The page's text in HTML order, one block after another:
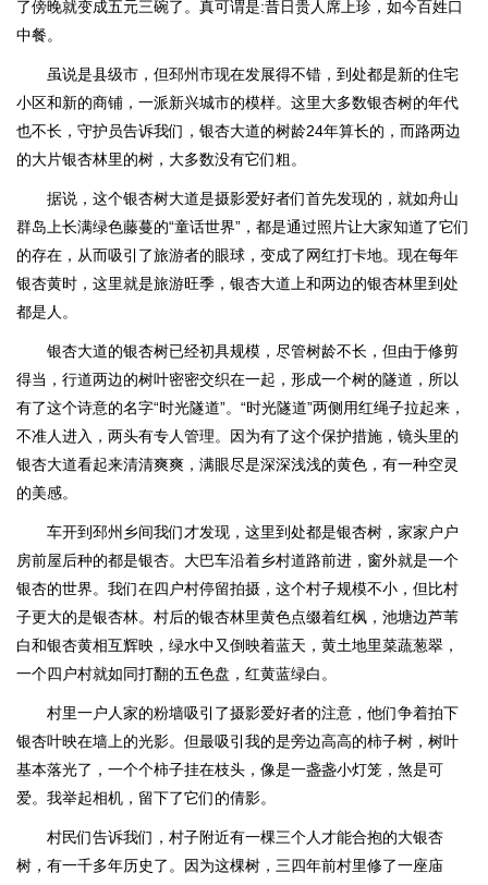
了傍晚就变成五元三碗了。真可谓是:昔日贵人席上珍，如今百姓口
中餐。
虽说是县级市，但邳州市现在发展得不错，到处都是新的住宅
小区和新的商铺，一派新兴城市的模样。这里大多数银杏树的年代
也不长，守护员告诉我们，银杏大道的树龄24年算长的，而路两边
的大片银杏林里的树，大多数没有它们粗。
据说，这个银杏树大道是摄影爱好者们首先发现的，就如舟山
群岛上长满绿色藤蔓的“童话世界”，都是通过照片让大家知道了它们
的存在，从而吸引了旅游者的眼球，变成了网红打卡地。现在每年
银杏黄时，这里就是旅游旺季，银杏大道上和两边的银杏林里到处
都是人。
银杏大道的银杏树已经初具规模，尽管树龄不长，但由于修剪
得当，行道两边的树叶密密交织在一起，形成一个树的隧道，所以
有了这个诗意的名字“时光隧道”。“时光隧道”两侧用红绳子拉起来，
不准人进入，两头有专人管理。因为有了这个保护措施，镜头里的
银杏大道看起来清清爽爽，满眼尽是深深浅浅的黄色，有一种空灵
的美感。
车开到邳州乡间我们才发现，这里到处都是银杏树，家家户户
房前屋后种的都是银杏。大巴车沿着乡村道路前进，窗外就是一个
银杏的世界。我们在四户村停留拍摄，这个村子规模不小，但比村
子更大的是银杏林。村后的银杏林里黄色点缀着红枫，池塘边芦苇
白和银杏黄相互辉映，绿水中又倒映着蓝天，黄土地里菜蔬葱翠，
一个四户村就如同打翻的五色盘，红黄蓝绿白。
村里一户人家的粉墙吸引了摄影爱好者的注意，他们争着拍下
银杏叶映在墙上的光影。但最吸引我的是旁边高高的柿子树，树叶
基本落光了，一个个柿子挂在枝头，像是一盏盏小灯笼，煞是可
爱。我举起相机，留下了它们的倩影。
村民们告诉我们，村子附近有一棵三个人才能合抱的大银杏
树，有一千多年历史了。因为这棵树，三四年前村里修了一座庙